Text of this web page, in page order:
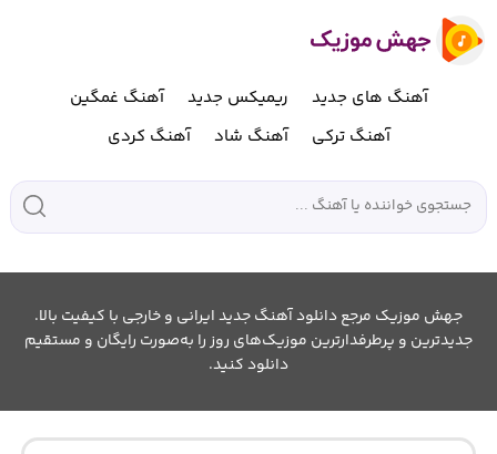
آهنگ های جدید ریمیکس جدید
آهنگ غمگین
آهنگ ترکی
آهنگ شاد آهنگ کردی
جهش موزیک مرجع دانلود آهنگ جدید ایرانی و خارجی با کیفیت بالا.
جدیدترین و پرطرفدارترین موزیک‌های روز را به‌صورت رایگان و مستقیم
دانلود کنید.